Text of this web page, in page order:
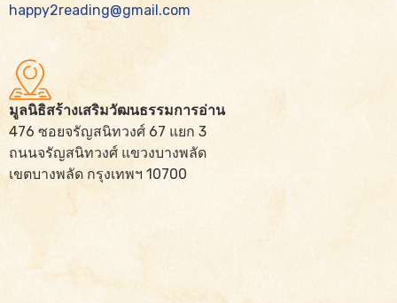
happy2reading@gmail.com
มูลนิธิสร้างเสริมวัฒนธรรมการอ่าน
476 ซอยจรัญสนิทวงศ์ 67 แยก 3
ถนนจรัญสนิทวงศ์ แขวงบางพลัด
เขตบางพลัด กรุงเทพฯ 10700